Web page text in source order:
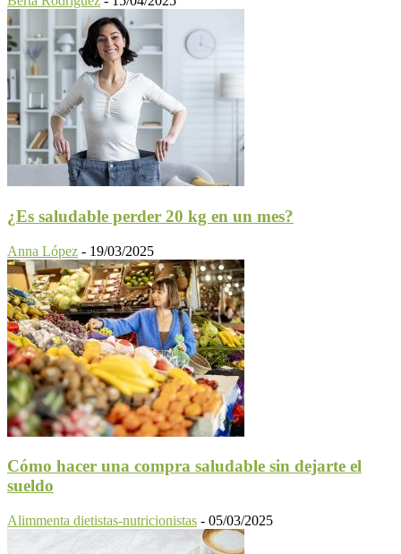
¿Es saludable perder 20 kg en un mes?
Anna López - 19/03/2025
Cómo hacer una compra saludable sin dejarte el
sueldo
Alimmenta dietistas-nutricionistas - 05/03/2025